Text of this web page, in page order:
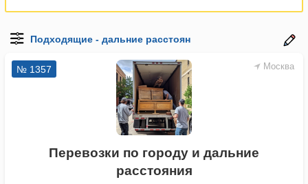
Москва
№ 1357
Перевозки по городу и дальние
расстояния